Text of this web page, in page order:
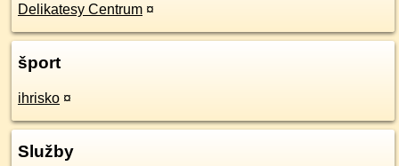
Delikatesy Centrum ¤
šport
ihrisko ¤
Služby